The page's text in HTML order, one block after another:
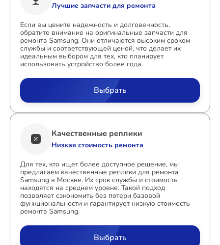
Лучшие запчасти для ремонта
Если вы цените надежность и долговечность,
обратите внимание на оригинальные запчасти для
ремонта Samsung. Они отличаются высоким сроком
службы и соответствующей ценой, что делает их
идеальным выбором для тех, кто планирует
использовать устройство более года.
Выбрать
Качественные реплики
Низкая стоимость ремонта
Для тех, кто ищет более доступное решение, мы
предлагаем качественные реплики для ремонта
Samsung в Москве. Их срок службы и стоимость
находятся на среднем уровне. Такой подход
позволяет сэкономить без потери базовой
функциональности и гарантирует низкую стоимость
ремонта Samsung.
Выбрать